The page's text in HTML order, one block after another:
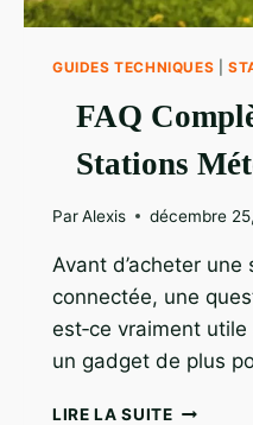
EN
2026
GUIDES TECHNIQUES
FAQ
Stations
ParAlexis décembre
Avant d’acheter
connectée, une
est‑ce vraiment
un gadget de plus
LIRE LA SUITEFAQ